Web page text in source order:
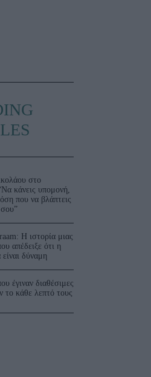
στο
κάνεις υπομονή,
που να βλάπτεις
Η ιστορία μιας
απέδειξε ότι η
δύναμη
έγιναν διαθέσιμες
το κάθε λεπτό τους